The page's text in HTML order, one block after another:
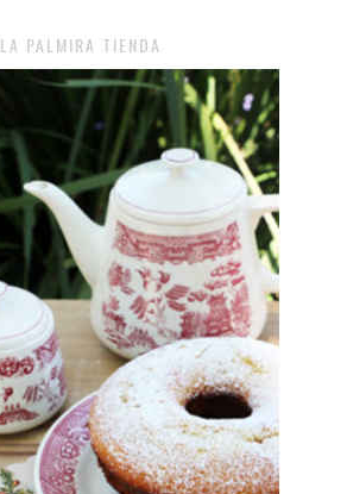
LA PALMIRA TIENDA